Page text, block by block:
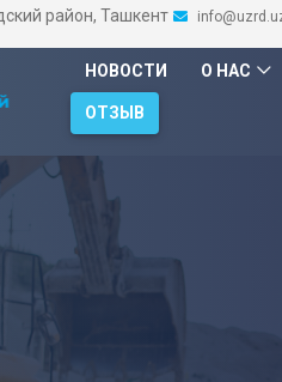
район, Ташкент
НОВОСТИ О НАС
ОТЗЫВ